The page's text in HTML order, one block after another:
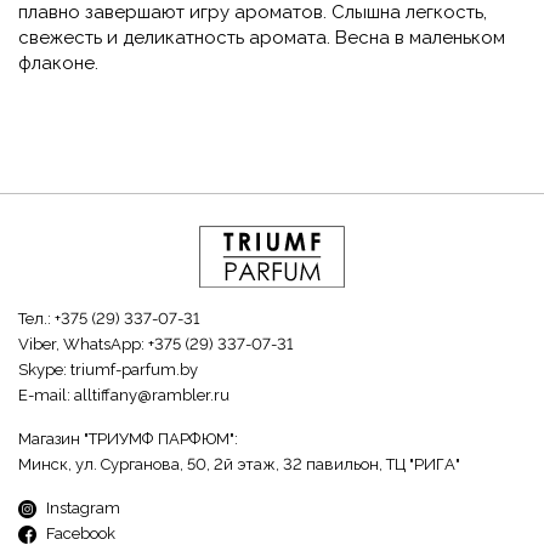
плавно завершают игру ароматов. Слышна легкость,
свежесть и деликатность аромата. Весна в маленьком
флаконе.
Тел.: +375 (29) 337-07-31
Viber, WhatsApp: +375 (29) 337-07-31
Skype: triumf-parfum.by
E-mail: alltiffany@rambler.ru
Магазин "ТРИУМФ ПАРФЮМ":
Минск, ул. Сурганова, 50, 2й этаж, 32 павильон, ТЦ "РИГА"
Instagram
Facebook